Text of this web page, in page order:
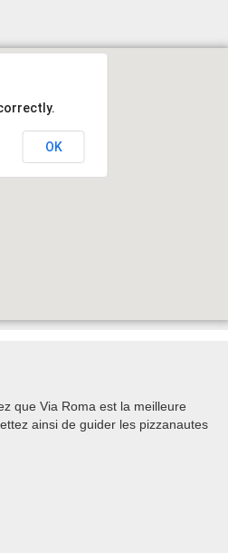
OK
que Via Roma est la meilleure
ainsi de guider les pizzanautes